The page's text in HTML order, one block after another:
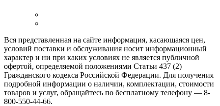
Вся представленная на сайте информация, касающаяся цен,
условий поставки и обслуживания носит информационный
характер и ни при каких условиях не является публичной
офертой, определяемой положениями Статьи 437 (2)
Гражданского кодекса Российской Федерации. Для получения
подробной информации о наличии, комплектации, стоимости
товаров и услуг, обращайтесь по бесплатному телефону — 8-
800-550-44-66.